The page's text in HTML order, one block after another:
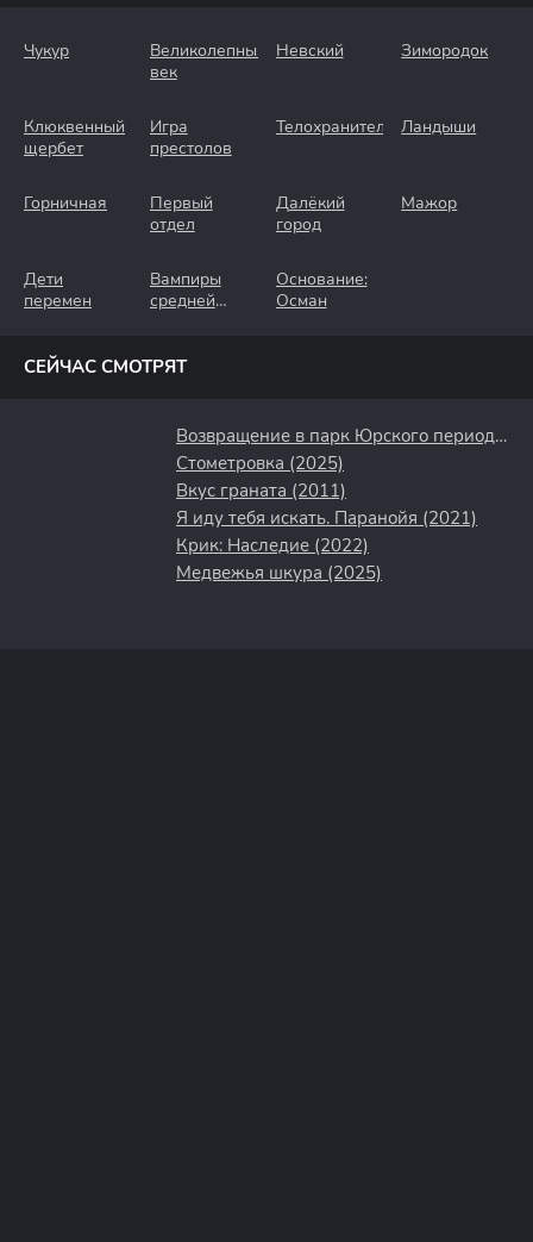
Чукур
Великолепный
век
Невский Зимородок
Клюквенный
щербет
Игра
престолов
Телохранители Ландыши
Горничная
Первый
отдел
Далёкий
город
Мажор
Дети
перемен
Вампиры
средней
Основание:
Осман
СЕЙЧАС СМОТРЯТ
Возвращение в парк Юрского периода (2025)
Стометровка (2025)
Вкус граната (2011)
Я иду тебя искать. Паранойя (2021)
Крик: Наследие (2022)
Медвежья шкура (2025)